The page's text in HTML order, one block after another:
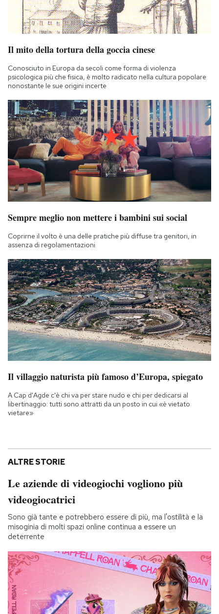
Il mito della tortura della goccia cinese
Conosciuto in Europa da secoli come forma di violenza
psicologica più che fisica, è molto radicato nella cultura popolare
nonostante le sue origini incerte
Sempre meglio non mettere i bambini sui social
Coprirne il volto è una delle pratiche più diffuse tra genitori, in
assenza di regolamentazioni
Il villaggio naturista più famoso d’Europa, spiegato
A Cap d'Agde c'è chi va per stare nudo e chi per dedicarsi al
libertinaggio: tutti sono attratti da un posto in cui «è vietato
vietare»
ALTRE STORIE
Le aziende di videogiochi vogliono più
videogiocatrici
Sono già tante e potrebbero essere di più, ma l'ostilità e la
misoginia di molti spazi online continua a essere un
deterrente